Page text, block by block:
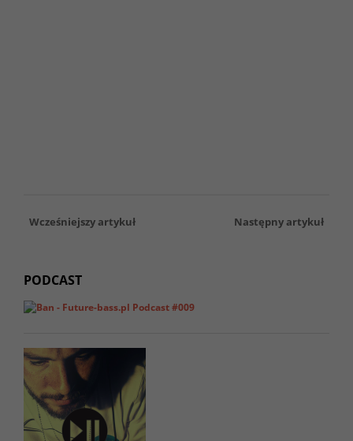
Wcześniejszy artykuł Następny artykuł
PODCAST